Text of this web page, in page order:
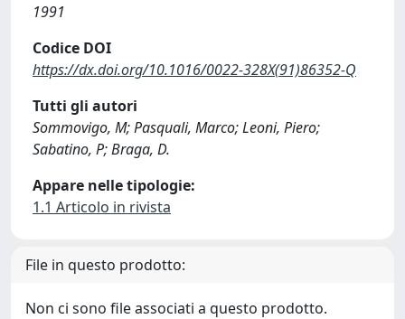
1991
Codice DOI
https://dx.doi.org/10.1016/0022-328X(91)86352-Q
Tutti gli autori
Sommovigo, M; Pasquali, Marco; Leoni, Piero;
Sabatino, P; Braga, D.
Appare nelle tipologie:
1.1 Articolo in rivista
File in questo prodotto:
Non ci sono file associati a questo prodotto.